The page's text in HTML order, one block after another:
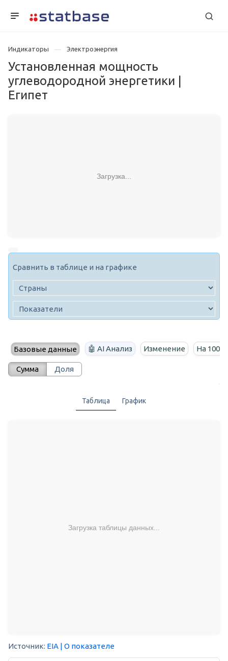
Индикаторы Электроэнергия
Установленная мощность
углеводородной энергетики |
Египет
Загрузка...
Сравнить в таблице и на графике
Базовые данные 🤖 AI Анализ Изменение На 100
Сумма Доля
Таблица График
Загрузка таблицы данных...
Источник: EIA | О показателе